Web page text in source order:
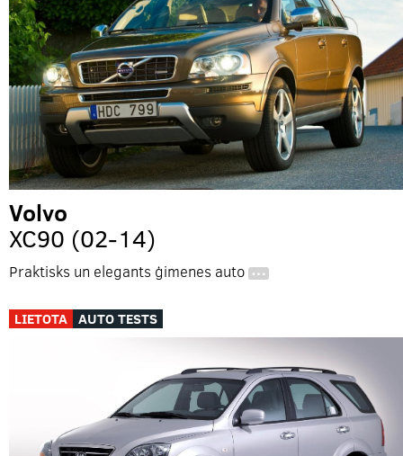
Volvo
XC90 (02-14)
Praktisks un elegants ģimenes auto …
LIETOTA AUTO TESTS